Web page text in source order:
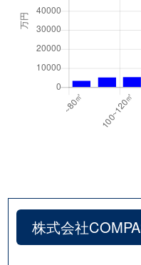
株式会社